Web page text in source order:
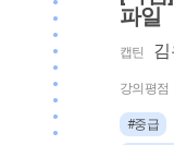
파일
캡틴
강의평점
#중급